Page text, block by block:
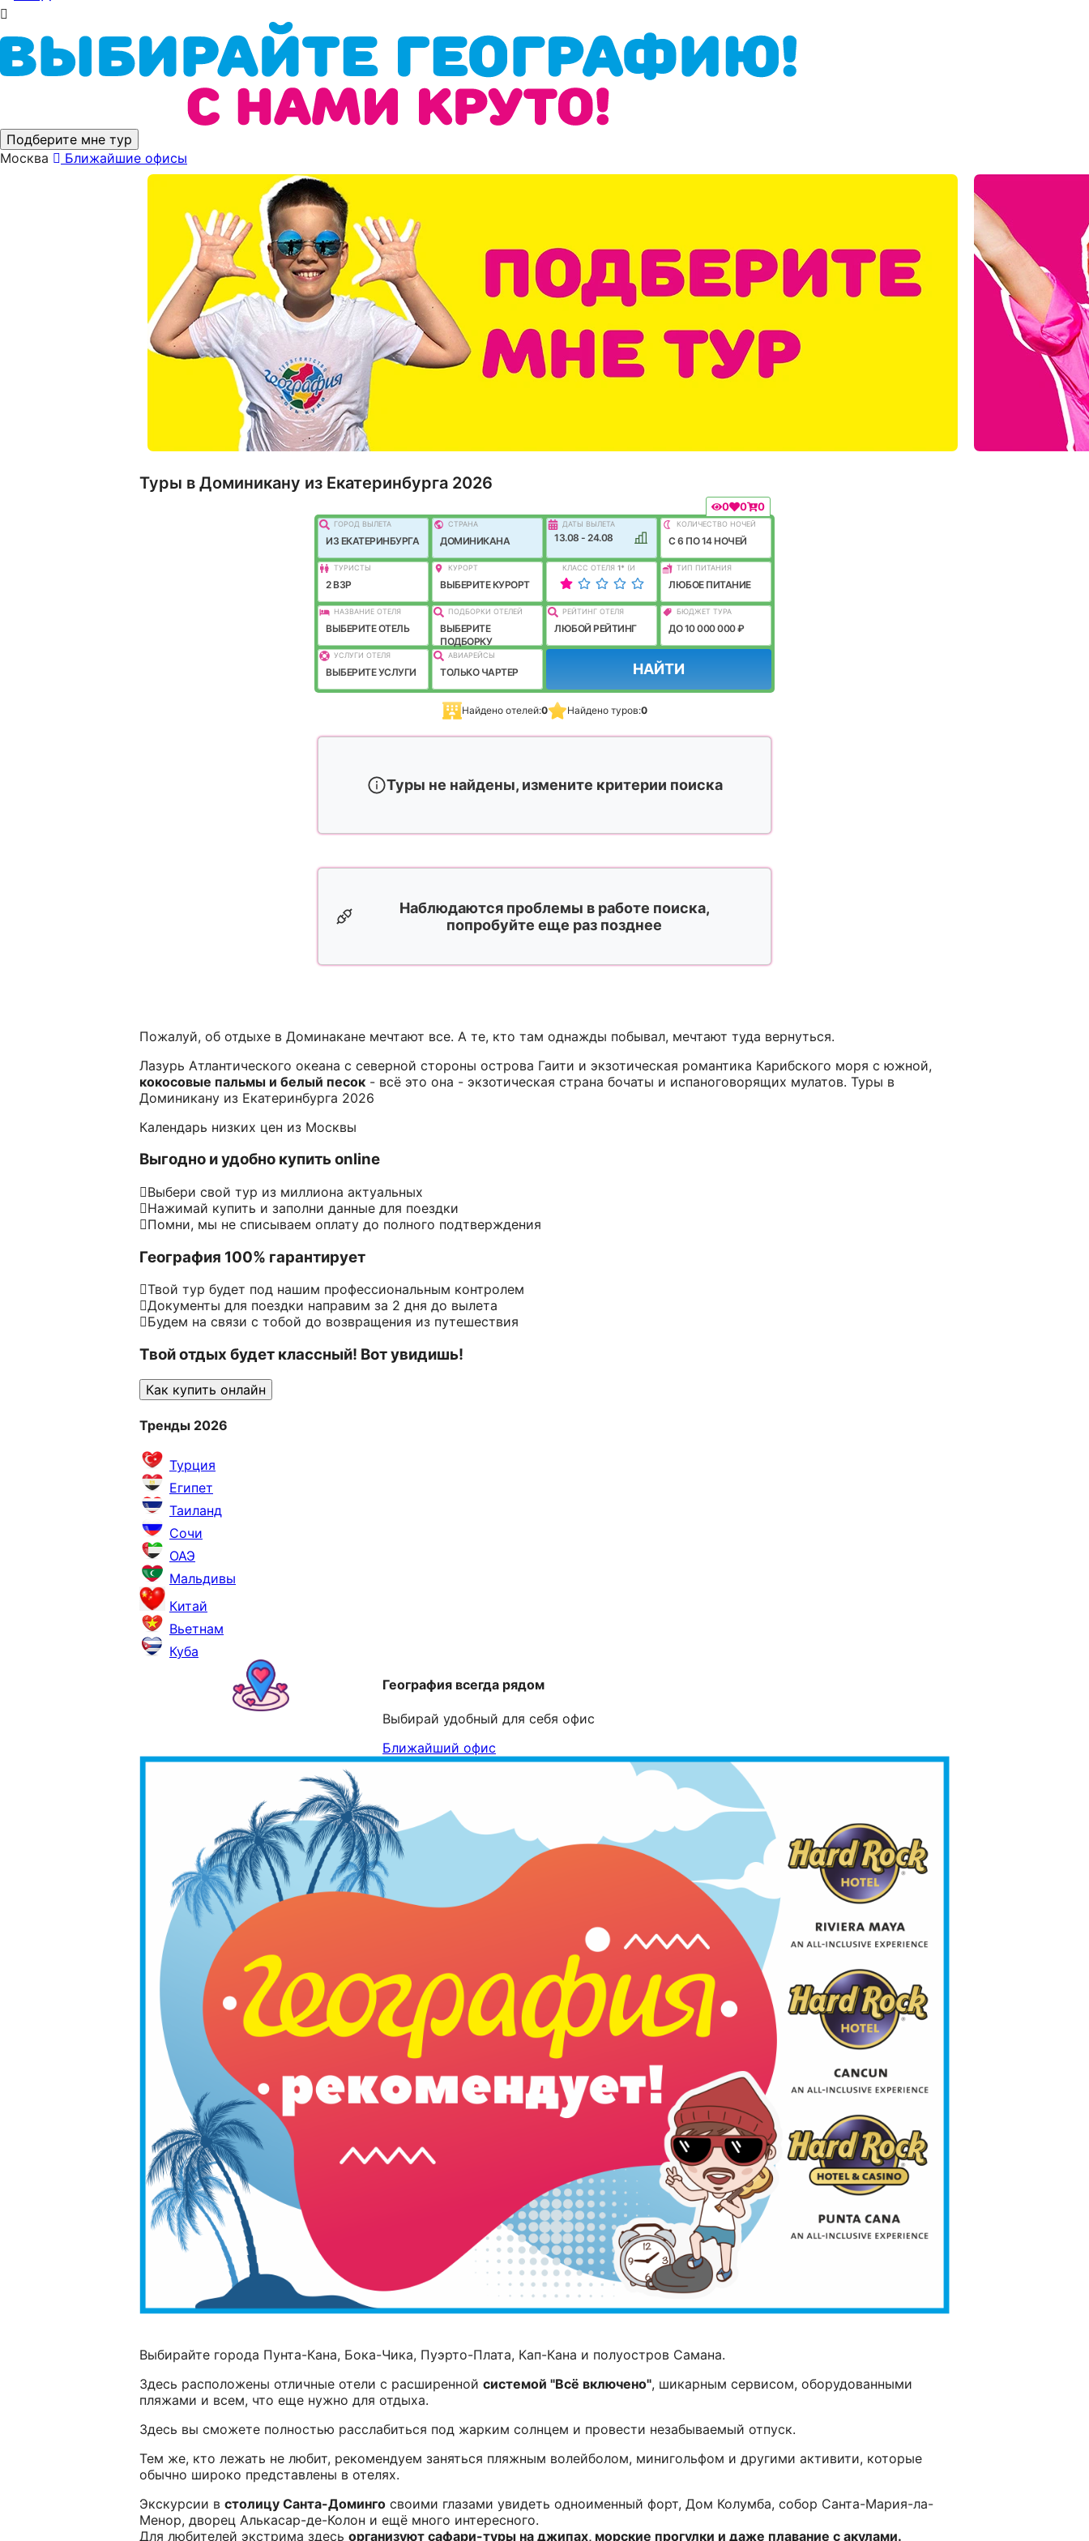
Подберите мне тур
Москва
Ближайшие офисы
Туры в Доминикану из Екатеринбурга 2026
0 0 0
ГОРОД ВЫЛEТА
ИЗ ЕКАТЕРИНБУРГА
СТРАНА
ДОМИНИКАНА
ДАТЫ ВЫЛЕТА
13.08 - 24.08
КОЛИЧЕСТВО НОЧЕЙ
C 6 ПО 14 НОЧЕЙ
ТУРИСТЫ
2 ВЗР
КУРОРТ
ВЫБЕРИТЕ КУРОРТ
КЛАСС ОТЕЛЯ 1* (И
ЛУЧШЕ)
ТИП ПИТАНИЯ
ЛЮБОЕ ПИТАНИЕ
НАЗВАНИЕ ОТЕЛЯ
ВЫБЕРИТЕ ОТЕЛЬ
ПОДБОРКИ ОТЕЛЕЙ
ВЫБЕРИТЕ
ПОДБОРКУ
РЕЙТИНГ ОТЕЛЯ
ЛЮБОЙ РЕЙТИНГ
БЮДЖЕТ ТУРА
ДО 10 000 000 ₽
УСЛУГИ ОТЕЛЯ
ВЫБЕРИТЕ УСЛУГИ
АВИАРЕЙСЫ
ТОЛЬКО ЧАРТЕР НАЙТИ
Найдено отелей:0 Найдено туров:0
Туры не найдены, измените критерии поиска
Наблюдаются проблемы в работе поиска,
попробуйте еще раз позднее
Пожалуй, об отдыхе в Доминакане мечтают все. А те, кто там однажды побывал, мечтают туда вернуться.
Лазурь Атлантического океана с северной стороны острова Гаити и экзотическая романтика Карибского моря с южной,
кокосовые пальмы и белый песок - всё это она - экзотическая страна бочаты и испаноговорящих мулатов. Туры в
Доминикану из Екатеринбурга 2026
Календарь низких цен из Москвы
Выгодно и удобно купить online
Выбери свой тур из миллиона актуальных
Нажимай купить и заполни данные для поездки
Помни, мы не списываем оплату до полного подтверждения
География 100% гарантирует
Твой тур будет под нашим профессиональным контролем
Документы для поездки направим за 2 дня до вылета
Будем на связи с тобой до возвращения из путешествия
Твой отдых будет классный! Вот увидишь!
Как купить онлайн
Тренды 2026
Турция
Египет
Таиланд
Сочи
ОАЭ
Мальдивы
Китай
Вьетнам
Куба
География всегда рядом
Выбирай удобный для себя офис
Ближайший офис
Выбирайте города Пунта-Кана, Бока-Чика, Пуэрто-Плата, Кап-Кана и полуостров Самана.
Здесь расположены отличные отели с расширенной системой "Всё включено", шикарным сервисом, оборудованными
пляжами и всем, что еще нужно для отдыха.
Здесь вы сможете полностью расслабиться под жарким солнцем и провести незабываемый отпуск.
Тем же, кто лежать не любит, рекомендуем заняться пляжным волейболом, минигольфом и другими активити, которые
обычно широко представлены в отелях.
Экскурсии в столицу Санта-Доминго своими глазами увидеть одноименный форт, Дом Колумба, собор Санта-Мария-ла-
Менор, дворец Алькасар-де-Колон и ещё много интересного.
Для любителей экстрима здесь организуют сафари-туры на джипах, морские прогулки и даже плавание с акулами.